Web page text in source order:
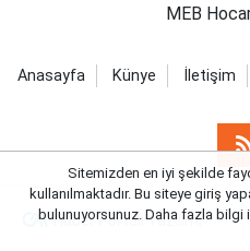
MEB
Anasayfa Künye İletişim
Haber Portalı Yazılımı
Sitemizden en iyi şekilde
kullanılmaktadır. Bu siteye giriş
bulunuyorsunuz. Daha fazla